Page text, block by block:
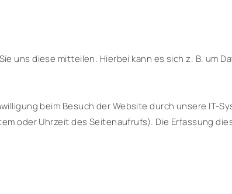
uns diese mitteilen. Hierbei kann es sich z. B. um
beim Besuch der Website durch unsere IT-
oder Uhrzeit des Seitenaufrufs). Die Erfassung